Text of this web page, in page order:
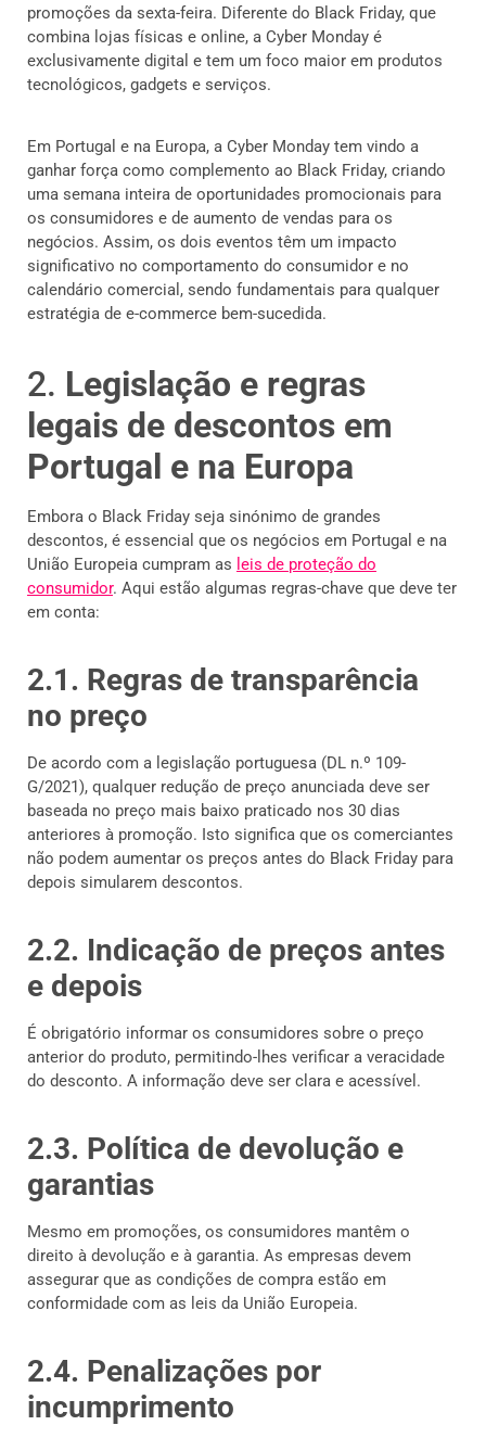
promoções da sexta-feira. Diferente do Black Friday, que
combina lojas físicas e online, a Cyber Monday é
exclusivamente digital e tem um foco maior em produtos
tecnológicos, gadgets e serviços.
Em Portugal e na Europa, a Cyber Monday tem vindo a
ganhar força como complemento ao Black Friday, criando
uma semana inteira de oportunidades promocionais para
os consumidores e de aumento de vendas para os
negócios. Assim, os dois eventos têm um impacto
significativo no comportamento do consumidor e no
calendário comercial, sendo fundamentais para qualquer
estratégia de e-commerce bem-sucedida.
2. Legislação e regras
legais de descontos em
Portugal e na Europa
Embora o Black Friday seja sinónimo de grandes
descontos, é essencial que os negócios em Portugal e na
União Europeia cumpram as leis de proteção do
consumidor. Aqui estão algumas regras-chave que deve ter
em conta:
2.1. Regras de transparência
no preço
De acordo com a legislação portuguesa (DL n.º 109-
G/2021), qualquer redução de preço anunciada deve ser
baseada no preço mais baixo praticado nos 30 dias
anteriores à promoção. Isto significa que os comerciantes
não podem aumentar os preços antes do Black Friday para
depois simularem descontos.
2.2. Indicação de preços antes
e depois
É obrigatório informar os consumidores sobre o preço
anterior do produto, permitindo-lhes verificar a veracidade
do desconto. A informação deve ser clara e acessível.
2.3. Política de devolução e
garantias
Mesmo em promoções, os consumidores mantêm o
direito à devolução e à garantia. As empresas devem
assegurar que as condições de compra estão em
conformidade com as leis da União Europeia.
2.4. Penalizações por
incumprimento